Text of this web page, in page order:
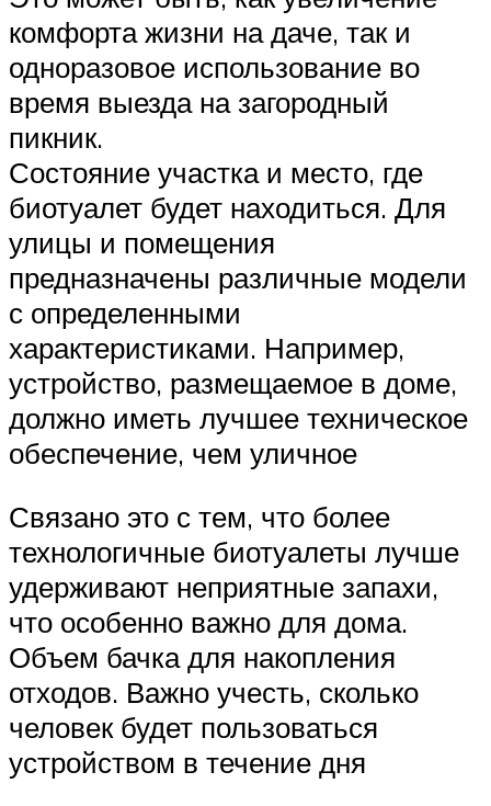
комфорта жизни на даче, так и
одноразовое использование во
время выезда на загородный
пикник.
Состояние участка и место, где
биотуалет будет находиться. Для
улицы и помещения
предназначены различные модели
с определенными
характеристиками. Например,
устройство, размещаемое в доме,
должно иметь лучшее техническое
обеспечение, чем уличное
Связано это с тем, что более
технологичные биотуалеты лучше
удерживают неприятные запахи,
что особенно важно для дома.
Объем бачка для накопления
отходов. Важно учесть, сколько
человек будет пользоваться
устройством в течение дня